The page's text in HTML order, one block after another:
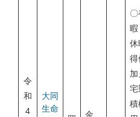
令
和
4
大同
生命
金
暇
休
得
宅
積